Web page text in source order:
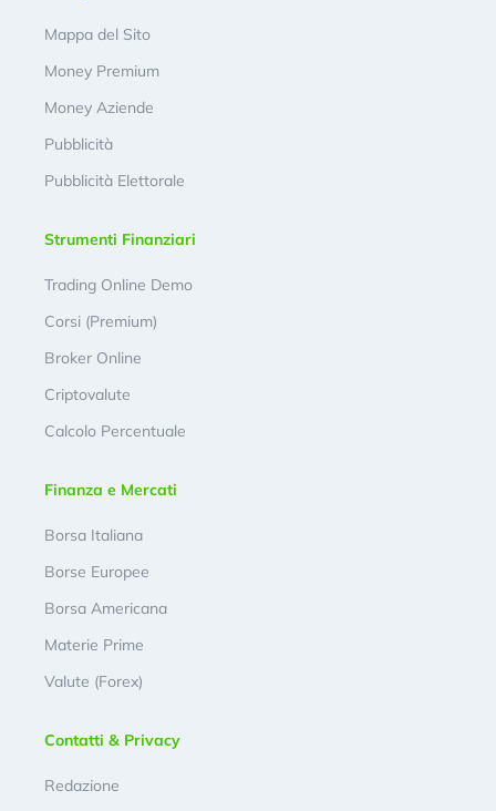
Mappa del Sito
Money Premium
Money Aziende
Pubblicità
Pubblicità Elettorale
Strumenti Finanziari
Trading Online Demo
Corsi (Premium)
Broker Online
Criptovalute
Calcolo Percentuale
Finanza e Mercati
Borsa Italiana
Borse Europee
Borsa Americana
Materie Prime
Valute (Forex)
Contatti & Privacy
Redazione